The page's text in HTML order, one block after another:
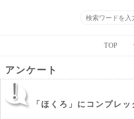
TOP
アンケート
「ほくろ」にコンプレッ